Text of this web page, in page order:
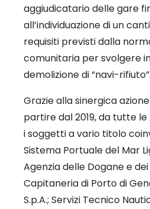
aggiudicatario delle gare
all’individuazione di un
requisiti previsti dalla
comunitaria per svolgere
demolizione di “navi-rifiuto”.
Grazie alla sinergica
partire dal 2019, da tutte
i soggetti a vario titolo
Sistema Portuale del Mar
Agenzia delle Dogane e
Capitaneria di Porto di
S.p.A.; Servizi Tecnico